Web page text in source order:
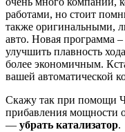
работами, но стоит
также оригинальными,
авто. Новая программа
улучшить плавность
более экономичным.
вашей автоматической
Скажу так при помощи
прибавления мощности
— убрать катализатор.